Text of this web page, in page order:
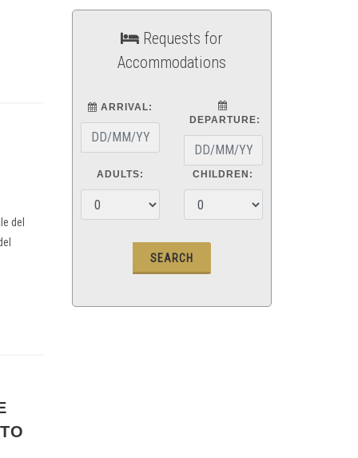
del
Requests for
Accommodations
ARRIVAL:
DEPARTURE:
ADULTS: CHILDREN: